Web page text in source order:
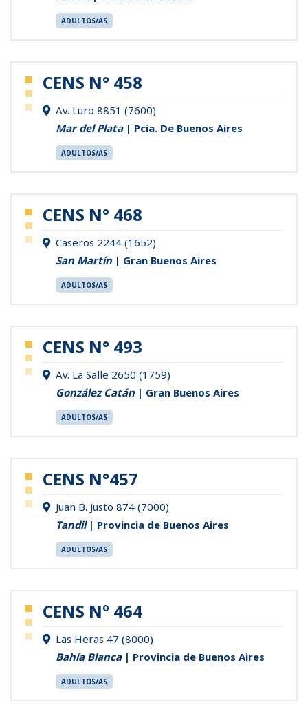
ADULTOS/AS
CENS N° 458
Av. Luro 8851 (7600)
Mar del Plata| Pcia. De Buenos Aires
ADULTOS/AS
CENS N° 468
Caseros 2244 (1652)
San Martín| Gran Buenos Aires
ADULTOS/AS
CENS N° 493
Av. La Salle 2650 (1759)
González Catán| Gran Buenos Aires
ADULTOS/AS
CENS N°457
Juan B. Justo 874 (7000)
Tandil| Provincia de Buenos Aires
ADULTOS/AS
CENS Nº 464
Las Heras 47 (8000)
Bahía Blanca| Provincia de Buenos Aires
ADULTOS/AS